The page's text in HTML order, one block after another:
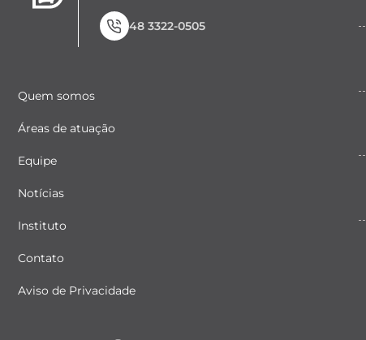
48 3322-0505
Quem somos
Áreas de atuação
Equipe
Notícias
Instituto
Contato
Aviso de Privacidade